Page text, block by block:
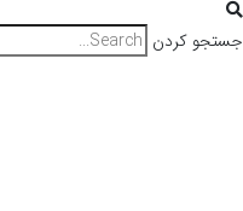
جستجو کردن